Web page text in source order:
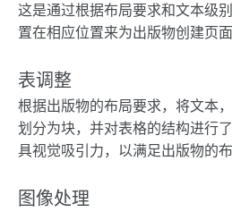
这是通过根据布局要求和文本级
置在相应位置来为出版物创建页面
表调整
根据出版物的布局要求，将文本
划分为块，并对表格的结构进行
具视觉吸引力，以满足出版物的布
图像处理